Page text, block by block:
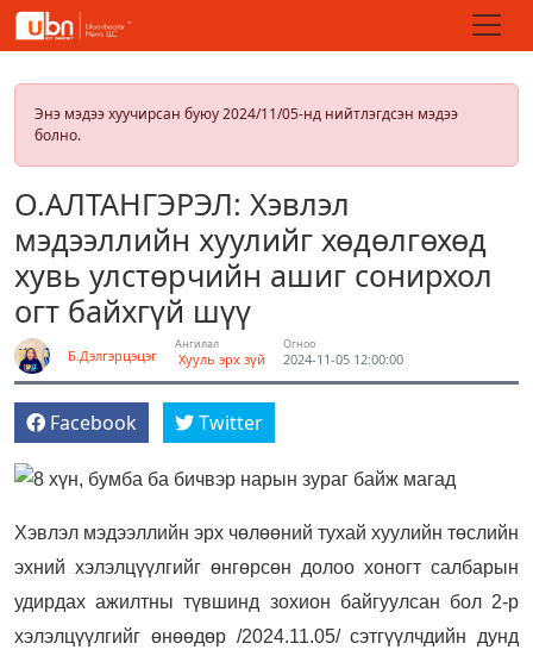
Энэ мэдээ хуучирсан буюу 2024/11/05-нд нийтлэгдсэн мэдээ
болно.
О.АЛТАНГЭРЭЛ: Хэвлэл
мэдээллийн хуулийг хөдөлгөхөд
хувь улстөрчийн ашиг сонирхол
огт байхгүй шүү
Б.Дэлгэрцэцэг
Ангилал
Хууль эрх зүй
Огноо
2024-11-05 12:00:00
Facebook Twitter
Хэвлэл мэдээллийн эрх чөлөөний тухай хуулийн төслийн
эхний хэлэлцүүлгийг өнгөрсөн долоо хоногт салбарын
удирдах ажилтны түвшинд зохион байгуулсан бол 2-р
хэлэлцүүлгийг өнөөдөр /2024.11.05/ сэтгүүлчдийн дунд